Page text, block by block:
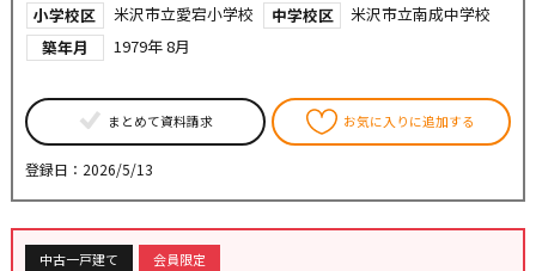
小学校区
米沢市立愛宕小学校 中学校区
米沢市立南成中学校
築年月
1979年 8月
まとめて資料請求 お気に入りに追加する
登録日：2026/5/13
中古一戸建て 会員限定